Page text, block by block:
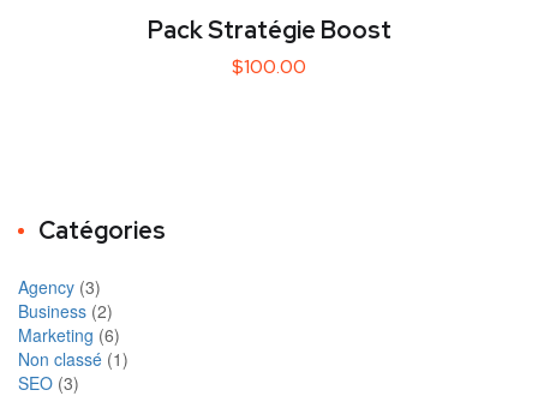
Pack Stratégie Boost
$100.00
Catégories
Agency (3)
Business (2)
Marketing (6)
Non classé (1)
SEO (3)